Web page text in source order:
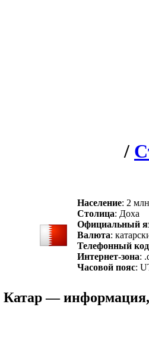
/
Население: 2
Столица: Доха
Официальный
Валюта:
Телефонный код
Интернет-зона:
Часовой пояс:
Катар — информация,